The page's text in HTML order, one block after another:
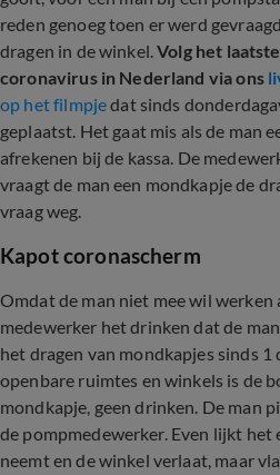
reden genoeg toen er werd
dragen in de winkel.Volg het
coronavirus in Nederland via ons
op het filmpjedat sinds
geplaatst. Het gaat mis als de man
afrekenen bij de kassa. De
vraagt de man een mondkapje de
vraag weg.
Kapot coronascherm
Omdat de man niet mee wil werken
medewerker het drinken dat de
het dragen van mondkapjes sinds
openbare ruimtes en winkels is de
mondkapje, geen drinken. De man
de pompmedewerker. Even lijkt het
neemt en de winkel verlaat, maar